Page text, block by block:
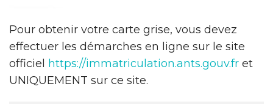
Pour obtenir votre carte grise, vous devez
effectuer les démarches en ligne sur le site
officiel
https://immatriculation.ants.gouv.fr et
UNIQUEMENT sur ce site.